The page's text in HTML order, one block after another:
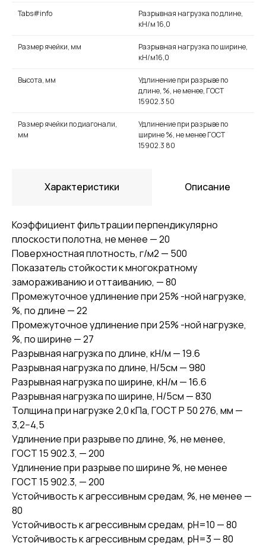
Tabs#info
Разрывная нагрузка по длине,
кН/м 16,0
Размер ячейки, мм
Разрывная нагрузка по ширине,
кН/м16,0
Высота, мм
Удлинение при разрыве по
длине, %, не менее, ГОСТ
15902.3 50
Размер ячейки по диагонали,
мм
Удлинение при разрыве по
ширине %, не менее ГОСТ
15902.3 80
Характеристики Описание
Коэффициент фильтрации перпендикулярно
плоскости полотна, не менее — 20
Поверхностная плотность, г/м2 — 500
Показатель стойкости к многократному
замораживанию и оттаиванию, — 80
Промежуточное удлинение при 25% -ной нагрузке,
%, по длине — 22
Промежуточное удлинение при 25% -ной нагрузке,
%, по ширине — 27
Разрывная нагрузка по длине, кН/м — 19.6
Разрывная нагрузка по длине, Н/5см — 980
Разрывная нагрузка по ширине, кН/м — 16.6
Разрывная нагрузка по ширине, Н/5см — 830
Толщина при нагрузке 2,0 кПа, ГОСТ Р 50 276, мм —
3,2−4,5
Удлинение при разрыве по длине, %, не менее,
ГОСТ 15 902.3, — 200
Удлинение при разрыве по ширине %, не менее
ГОСТ 15 902.3, — 200
Устойчивость к агрессивным средам, %, не менее —
80
Устойчивость к агрессивным средам, pH=10 — 80
Устойчивость к агрессивным средам, pH=3 — 80